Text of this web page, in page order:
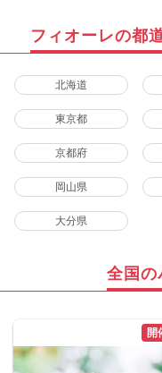
フィオーレの都
北海道
東京都
京都府
岡山県
大分県
全国の
開